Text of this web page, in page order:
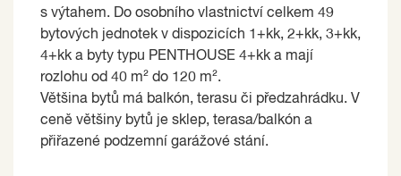
s výtahem. Do osobního vlastnictví celkem 49
bytových jednotek v dispozicích 1+kk, 2+kk, 3+kk,
4+kk a byty typu PENTHOUSE 4+kk a mají
rozlohu od 40 m² do 120 m².
Většina bytů má balkón, terasu či předzahrádku. V
ceně většiny bytů je sklep, terasa/balkón a
přiřazené podzemní garážové stání.